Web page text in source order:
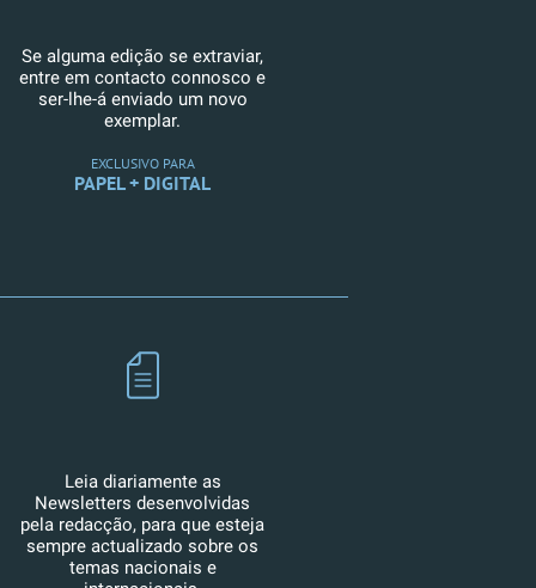
Se alguma edição se extraviar,
entre em contacto connosco e
ser-lhe-á enviado um novo
exemplar.
EXCLUSIVO PARA
PAPEL + DIGITAL
Leia diariamente as
Newsletters desenvolvidas
pela redacção, para que esteja
sempre actualizado sobre os
temas nacionais e